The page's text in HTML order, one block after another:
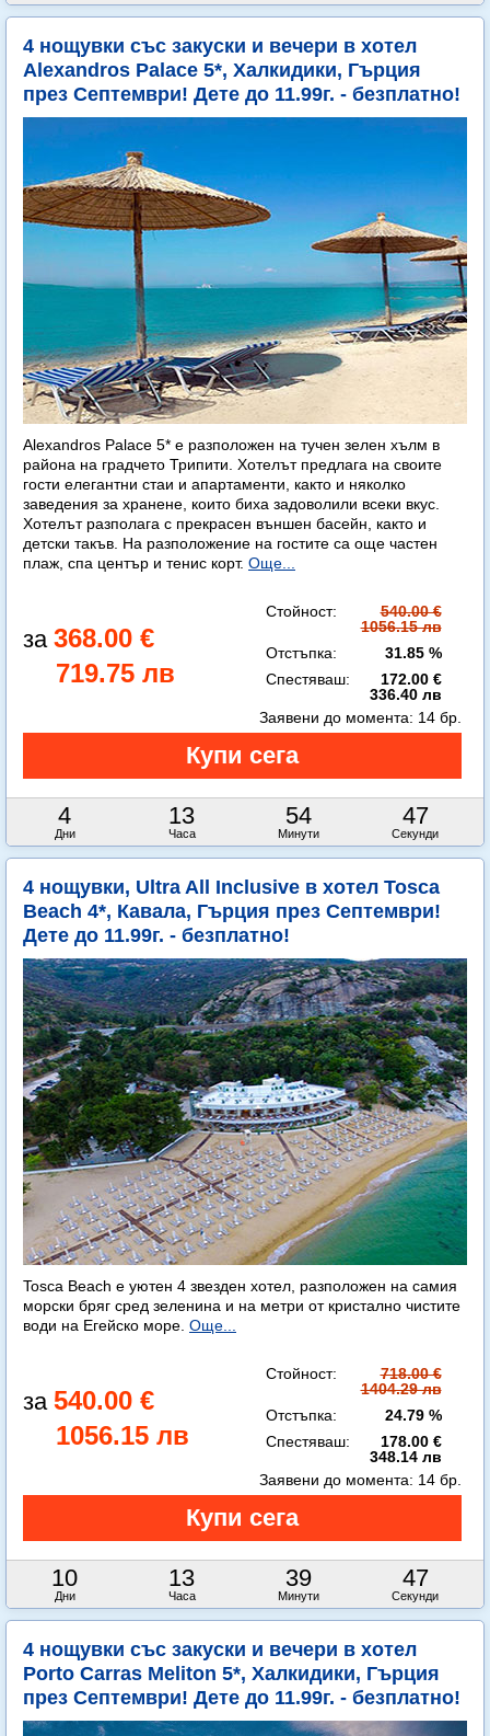
4 нощувки със закуски и вечери в хотел
Alexandros Palace 5*, Халкидики, Гърция
през Септември! Дете до 11.99г. - безплатно!
Alexandros Palace 5* e разположен на тучен зелен хълм в
района на градчето Трипити. Хотелът предлага на своите
гости елегантни стаи и апартаменти, както и няколко
заведения за хранене, които биха задоволили всеки вкус.
Хотелът разполага с прекрасен външен басейн, както и
детски такъв. На разположение на гостите са още частен
плаж, спа център и тенис корт. Още...
368.00 €
719.75 лв
Стойност:
540.00 €
1056.15 лв
Отстъпка:
31.85 %
Спестяваш:
172.00 €
336.40 лв
4
Дни
13
Часа
54
Минути
45
Секунди
Заявени до момента: 14 бр.
4 нощувки, Ultra All Inclusive в хотел Tosca
Beach 4*, Кавала, Гърция през Септември!
Дете до 11.99г. - безплатно!
Tosca Beach е уютен 4 звезден хотел, разположен на самия
морски бряг сред зеленина и на метри от кристално чистите
води на Егейско море. Още...
540.00 €
1056.15 лв
Стойност:
718.00 €
1404.29 лв
Отстъпка:
24.79 %
Спестяваш:
178.00 €
348.14 лв
10
Дни
13
Часа
39
Минути
45
Секунди
Заявени до момента: 14 бр.
4 нощувки със закуски и вечери в хотел
Porto Carras Meliton 5*, Халкидики, Гърция
през Септември! Дете до 11.99г. - безплатно!